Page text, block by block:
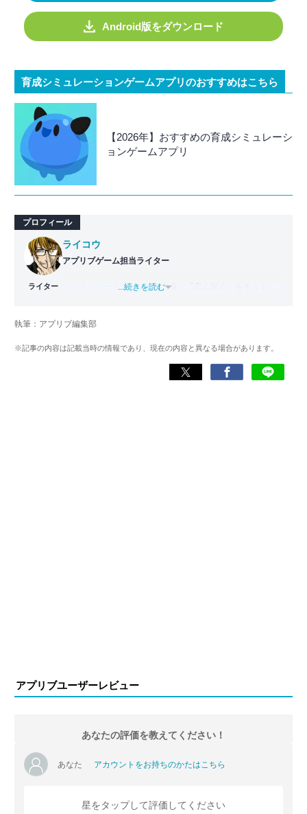
Android版をダウンロード
育成シミュレーションゲームアプリのおすすめはこちら
【2026年】おすすめの育成シミュレーシ
ョンゲームアプリ
プロフィール
ライター
ライコウ
アプリブゲーム担当ライター
バンタンゲームアカデミー 出身。「広く深く」をモットー
ゲームだけでも1,000本以上。ゲーム開発者を目指した経験
くして面白さを引き出し、人々に伝えるためゲームライタ
...続きを読む
執筆：アプリブ編集部
※記事の内容は記載当時の情報であり、現在の内容と異なる場合があります。
アプリブユーザーレビュー
あなたの評価を教えてください！
あなた アカウントをお持ちのかたはこちら
星をタップして評価してください